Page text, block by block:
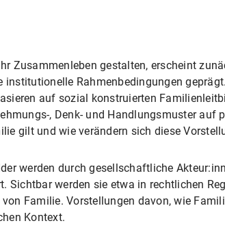
Zusammenleben gestalten, erscheint
institutionelle Rahmenbedingungen
auf sozial konstruierten
, Denk- und Handlungsmuster auf
gilt und wie verändern sich diese
werden durch gesellschaftliche
Sichtbar werden sie etwa in rechtlichen
Familie. Vorstellungen davon, wie
Kontext.